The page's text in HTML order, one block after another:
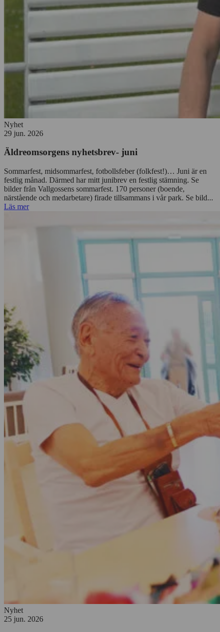
Nyhet
29 jun. 2026
Äldreomsorgens nyhetsbrev- juni
Sommarfest, midsommarfest, fotbollsfeber (folkfest!)… Juni är en
festlig månad. Därmed har mitt junibrev en festlig stämning. Se
bilder från Vallgossens sommarfest. 170 personer (boende,
närstående och medarbetare) firade tillsammans i vår park. Se bild...
Läs mer
Nyhet
25 jun. 2026